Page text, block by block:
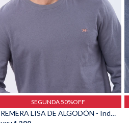
Talle
SEGUNDA 50%OFF
REMERA LISA DE ALGODÓN - Indigo